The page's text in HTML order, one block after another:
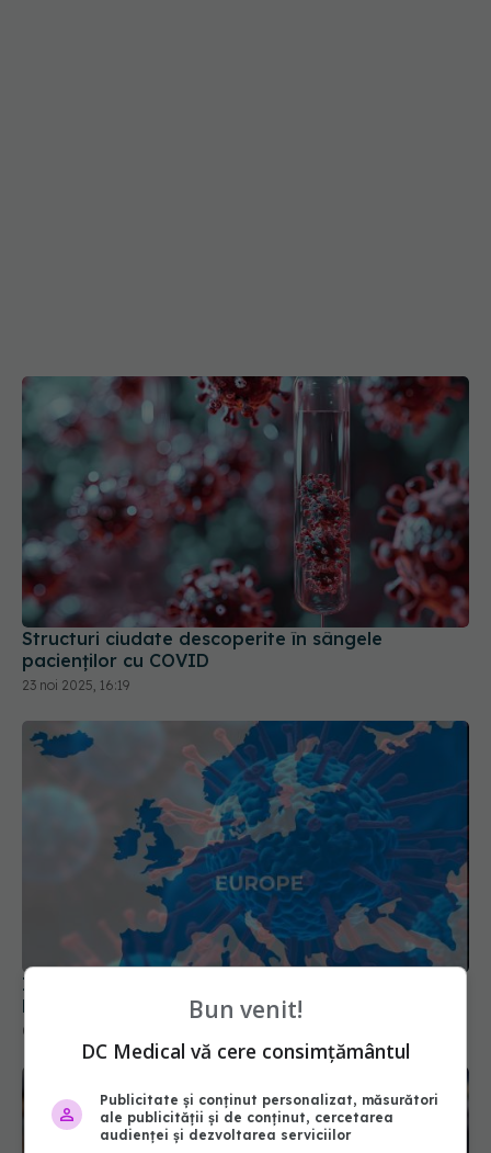
Structuri ciudate descoperite în sângele
pacienților cu COVID
23 noi 2025, 16:19
Impactul COVID-19 asupra Europei. România și
Bulgaria, țările cu cea mai ridicată mortalitate
03 sep 2024, 15:42
Bun venit!
DC Medical vă cere consimțământul
Publicitate și conținut personalizat, măsurători
ale publicității și de conținut, cercetarea
audienței și dezvoltarea serviciilor